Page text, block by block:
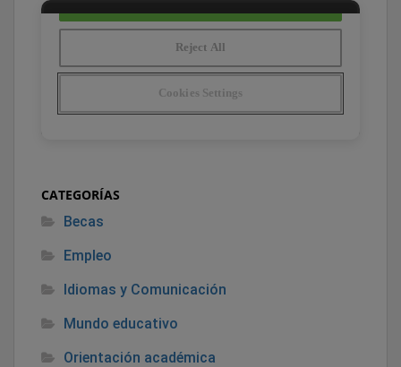
CATEGORÍAS
Becas
Empleo
Idiomas y Comunicación
Mundo educativo
Orientación académica